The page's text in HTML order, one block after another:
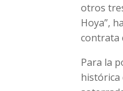
otros
Hoya”,
contrata
Para la
histórica